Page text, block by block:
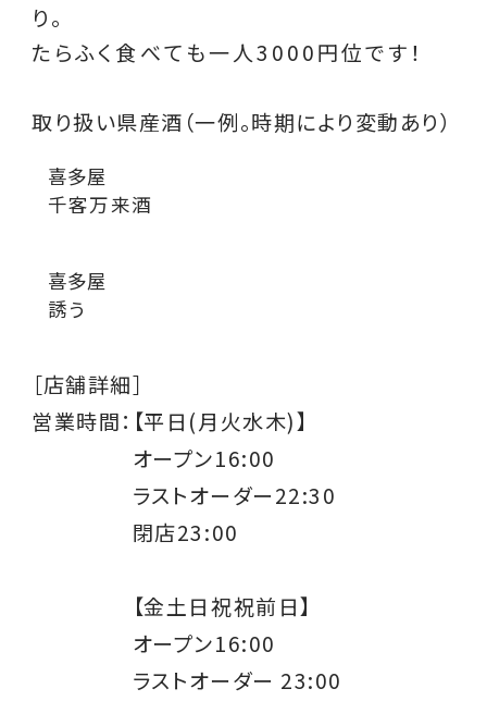
り。
たらふく食べても一人3000円位です！
取り扱い県産酒（一例。時期により変動あり）
喜多屋
千客万来酒
喜多屋
誘う
［店舗詳細］
営業時間： 【平日(月火水木)】
オープン16:00
ラストオーダー22:30
閉店23:00
【金土日祝祝前日】
オープン16:00
ラストオーダー 23:00